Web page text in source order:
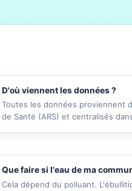
D'où viennent les données ?
Toutes les données proviennent
de Santé (ARS) et centralisés
Que faire si l'eau de ma
Cela dépend du polluant.